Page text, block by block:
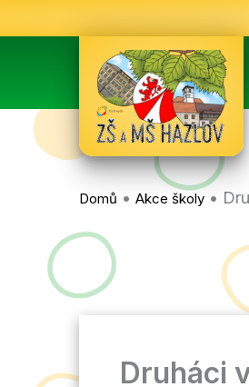
na
Domů • Akce školy •
Druháci